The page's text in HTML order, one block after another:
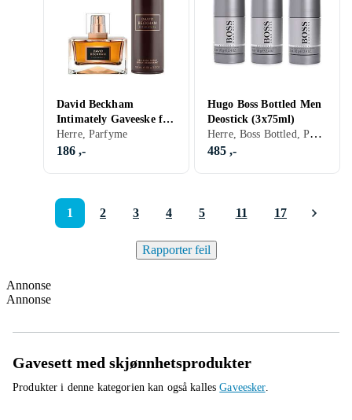
David Beckham
Intimately Gaveeske for
menn
Herre, Parfyme
186 ,-
Hugo Boss Bottled Men
Deostick (3x75ml)
Herre, Boss Bottled, Parfyme, Kroppspleie
485 ,-
1 2 3 4 5 11 17
Rapporter feil
Annonse
Annonse
Gavesett med skjønnhetsprodukter
Produkter i denne kategorien kan også kallesGaveesker.